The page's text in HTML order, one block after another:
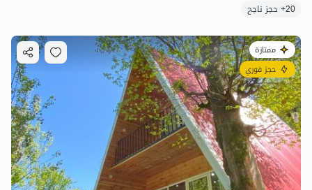
20+ حجز ناجح
ممتازة
حجز فوري